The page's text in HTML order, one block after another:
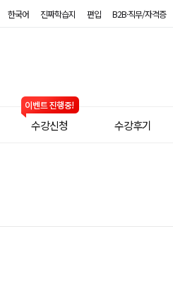
한국어 진짜학습지 편입 B2B·직무/자격증
수강신청 수강후기